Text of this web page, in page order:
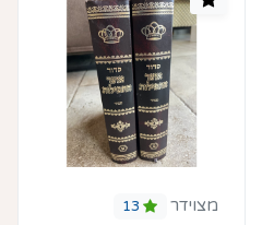
מצוידר 13